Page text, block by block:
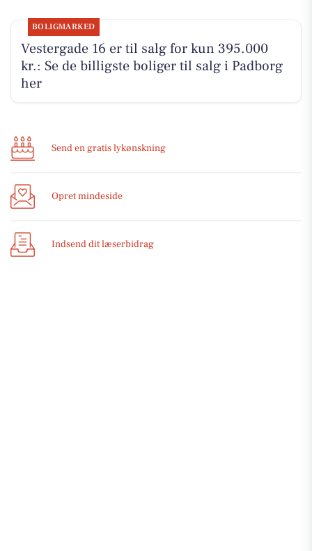
BOLIGMARKED
Vestergade 16 er til salg for kun 395.000
kr.: Se de billigste boliger til salg i Padborg
her
Send en gratis lykønskning
Opret mindeside
Indsend dit læserbidrag